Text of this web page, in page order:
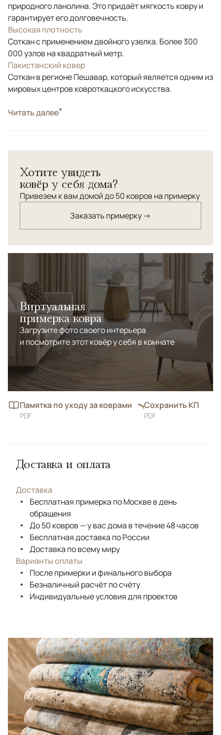
природного ланолина. Это придаёт мягкость ковру и
гарантирует его долговечность.
Высокая плотность
Соткан с применением двойного узелка. Более 300
000 узлов на квадратный метр.
Пакистанский ковер
Соткан в регионе Пешавар, который является одним из
мировых центров ковроткацкого искусства.
СтильКлассические
галереи в Пешаваре. Натуральные красители. Шерсть
высшей категории.
Читать далее
Хотите увидеть
ковёр у себя дома?
Привезем к вам домой до 50 ковров на примерку
Заказать примерку →
Виртуальная
примерка ковра
Загрузите фото своего интерьера
и посмотрите этот ковёр у себя в комнате
Памятка по уходу за коврами
PDF
Сохранить КП
PDF
Доставка и оплата
Доставка
Бесплатная примерка по Москве в день
обращения
До 50 ковров — у вас дома в течение 48 часов
Бесплатная доставка по России
Доставка по всему миру
Варианты оплаты
После примерки и финального выбора
Безналичный расчёт по счёту
Индивидуальные условия для проектов